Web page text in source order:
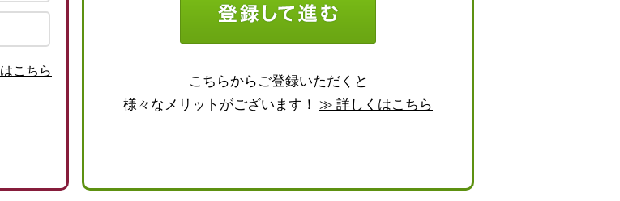
こちら
こちらからご登録いただくと
様々なメリットがございます！ ≫ 詳しくはこちら